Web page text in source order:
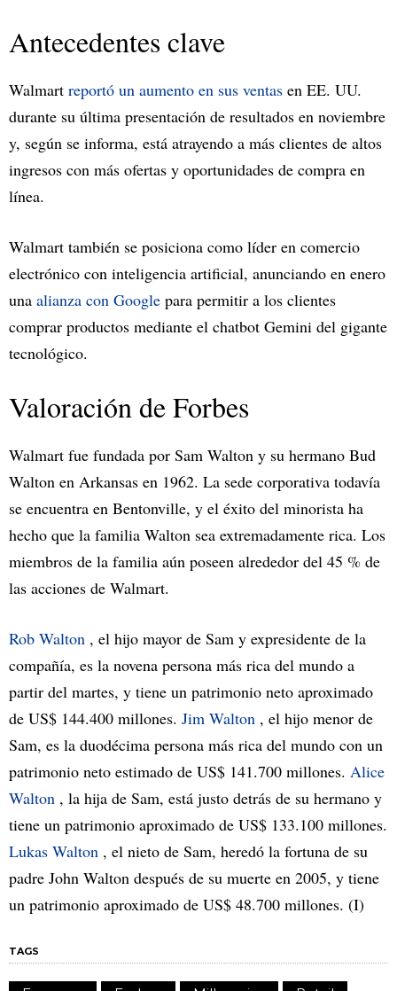
Antecedentes clave
Walmart reportó un aumento en sus ventas en EE. UU.
durante su última presentación de resultados en noviembre
y, según se informa, está atrayendo a más clientes de altos
ingresos con más ofertas y oportunidades de compra en
línea.
Walmart también se posiciona como líder en comercio
electrónico con inteligencia artificial, anunciando en enero
una alianza con Google para permitir a los clientes
comprar productos mediante el chatbot Gemini del gigante
tecnológico.
Valoración de Forbes
Walmart fue fundada por Sam Walton y su hermano Bud
Walton en Arkansas en 1962. La sede corporativa todavía
se encuentra en Bentonville, y el éxito del minorista ha
hecho que la familia Walton sea extremadamente rica. Los
miembros de la familia aún poseen alrededor del 45 % de
las acciones de Walmart.
Rob Walton , el hijo mayor de Sam y expresidente de la
compañía, es la novena persona más rica del mundo a
partir del martes, y tiene un patrimonio neto aproximado
de US$ 144.400 millones. Jim Walton , el hijo menor de
Sam, es la duodécima persona más rica del mundo con un
patrimonio neto estimado de US$ 141.700 millones. Alice
Walton , la hija de Sam, está justo detrás de su hermano y
tiene un patrimonio aproximado de US$ 133.100 millones.
Lukas Walton , el nieto de Sam, heredó la fortuna de su
padre John Walton después de su muerte en 2005, y tiene
un patrimonio aproximado de US$ 48.700 millones. (I)
TAGS